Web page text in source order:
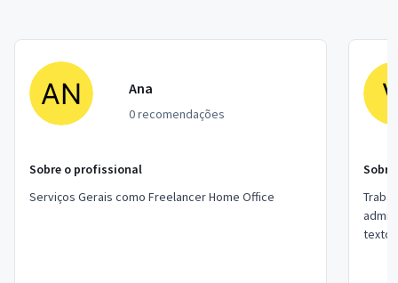
Ana
0 recomendações
Sobre o profissional
Serviços Gerais como Freelancer Home Office